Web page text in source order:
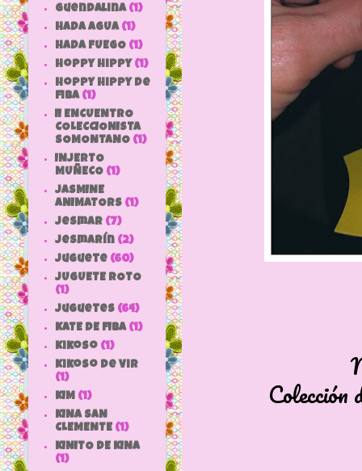
Colección
Guendalina (1)
HADA AGUA (1)
HADA FUEGO (1)
hoppy hippy (1)
hoppy hippy de
fiba (1)
II ENCUENTRO
COLECCIONISTA
SOMONTANO (1)
INJERTO
MUÑECO (1)
JASMINE
ANIMATORS (1)
jesmar (7)
jesmarín (2)
juguete (60)
JUGUETE ROTO
(1)
Juguetes (64)
KATE DE FIBA (1)
Kikoso (1)
Kikoso de Vir
(1)
KIM (1)
KINA SAN
CLEMENTE (1)
KINITO DE KINA
(1)